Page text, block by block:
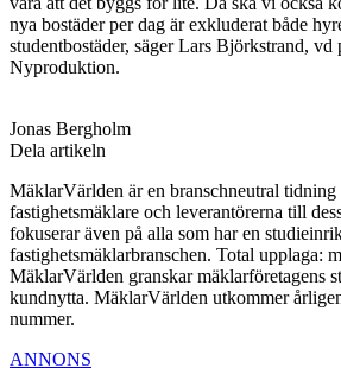
nya bostäder per dag är exkluderat både
studentbostäder, säger Lars Björkstrand, vd
Nyproduktion.
Jonas Bergholm
Dela artikeln
MäklarVärlden är en branschneutral tidning
fastighetsmäklare och leverantörerna till
fokuserar även på alla som har en
fastighetsmäklarbranschen. Total upplaga:
MäklarVärlden granskar mäklarföretagens
kundnytta. MäklarVärlden utkommer
nummer.
ANNONS